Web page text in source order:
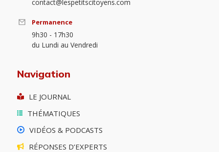
contact@lespetitscitoyens.com
Permanence
9h30 - 17h30
du Lundi au Vendredi
Navigation
LE JOURNAL
THÉMATIQUES
VIDÉOS & PODCASTS
RÉPONSES D’EXPERTS